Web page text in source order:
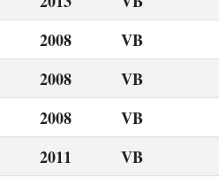
2008 VB
2008 VB
2008 VB
2011 VB